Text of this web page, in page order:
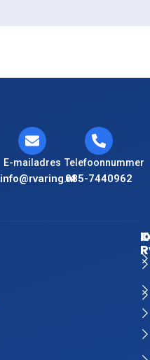
E-mailadres
info@rvaring.nl
Telefoonnummer
085-7440962